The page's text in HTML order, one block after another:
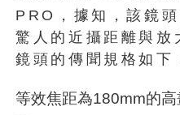
PRO，據知，該鏡
驚人的近攝距離與放
鏡頭的傳聞規格如下
等效焦距為180mm的